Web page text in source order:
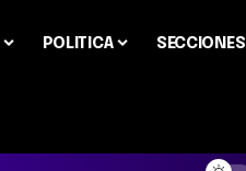
POLITICA SECCIONES